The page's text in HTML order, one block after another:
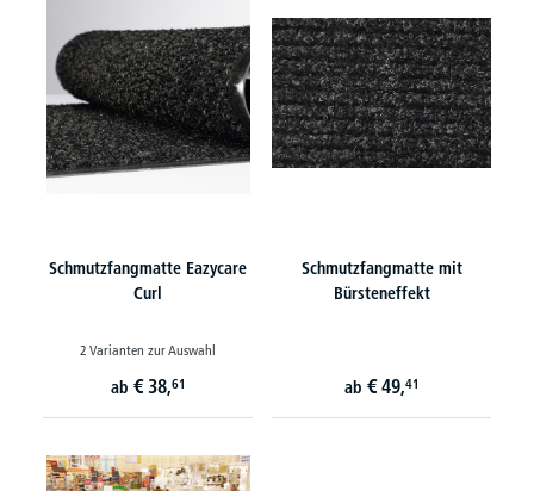
Schmutzfangmatte Eazycare
Curl
2 Varianten zur Auswahl
ab € 38,61
Schmutzfangmatte mit
Bürsteneffekt
ab € 49,41